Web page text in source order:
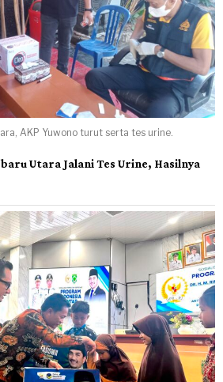
AKP Yuwono turut serta tes urine.
Utara Jalani Tes Urine, Hasilnya